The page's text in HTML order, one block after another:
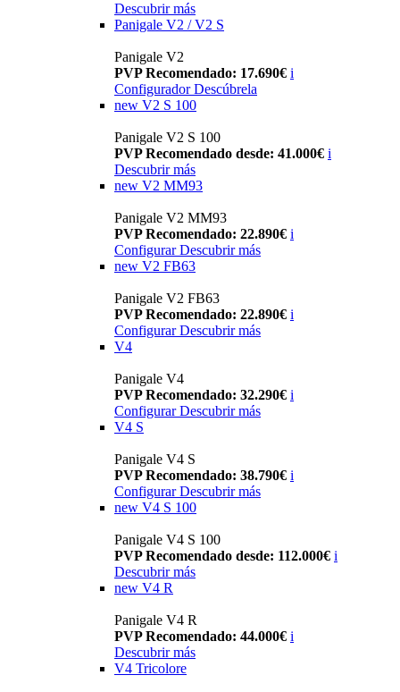
Descubrir más
Panigale V2 / V2 S
Panigale V2
PVP Recomendado: 17.690€ i
Configurador Descúbrela
new V2 S 100
Panigale V2 S 100
PVP Recomendado desde: 41.000€ i
Descubrir más
new V2 MM93
Panigale V2 MM93
PVP Recomendado: 22.890€ i
Configurar Descubrir más
new V2 FB63
Panigale V2 FB63
PVP Recomendado: 22.890€ i
Configurar Descubrir más
V4
Panigale V4
PVP Recomendado: 32.290€ i
Configurar Descubrir más
V4 S
Panigale V4 S
PVP Recomendado: 38.790€ i
Configurar Descubrir más
new V4 S 100
Panigale V4 S 100
PVP Recomendado desde: 112.000€ i
Descubrir más
new V4 R
Panigale V4 R
PVP Recomendado: 44.000€ i
Descubrir más
V4 Tricolore